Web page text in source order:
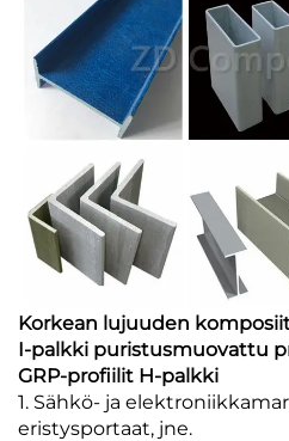
Korkean lujuuden
I-palkki puristusmuovattu
GRP-profiilit H-palkki
1. Sähkö- ja
eristysportaat, jne.